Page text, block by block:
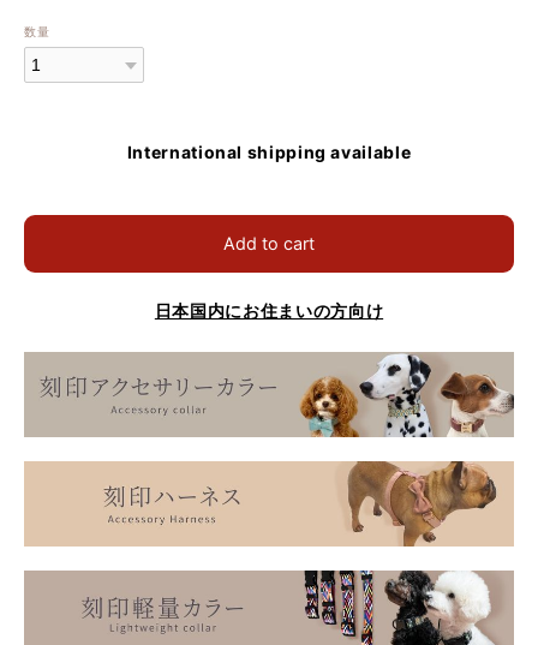
数量
International shipping available
Add to cart
日本国内にお住まいの方向け